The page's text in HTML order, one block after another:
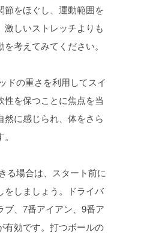
節をほぐし、運動範囲を
激しいストレッチよりも
考えてみてください。
ドの重さを利用してスイ
性を保つことに焦点を当
に感じられ、体をさら
る場合は、スタート前に
をしましょう。ドライバ
ブ、7番アイアン、9番ア
有効です。打つボールの